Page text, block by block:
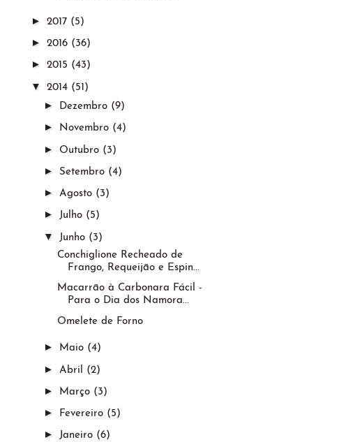
► 2017 (5)
► 2016 (36)
► 2015 (43)
▼ 2014 (51)
► Dezembro (9)
► Novembro (4)
► Outubro (3)
► Setembro (4)
► Agosto (3)
► Julho (5)
▼ Junho (3)
Conchiglione Recheado de
Frango, Requeijão e Espin...
Macarrão à Carbonara Fácil -
Para o Dia dos Namora...
Omelete de Forno
► Maio (4)
► Abril (2)
► Março (3)
► Fevereiro (5)
► Janeiro (6)